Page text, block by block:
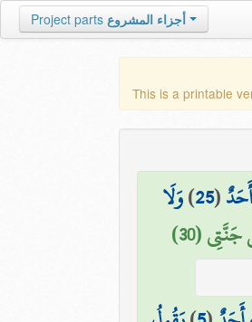
Project parts أجزاء المشروع
This is a printable
(
25
)وَلَا
(30)